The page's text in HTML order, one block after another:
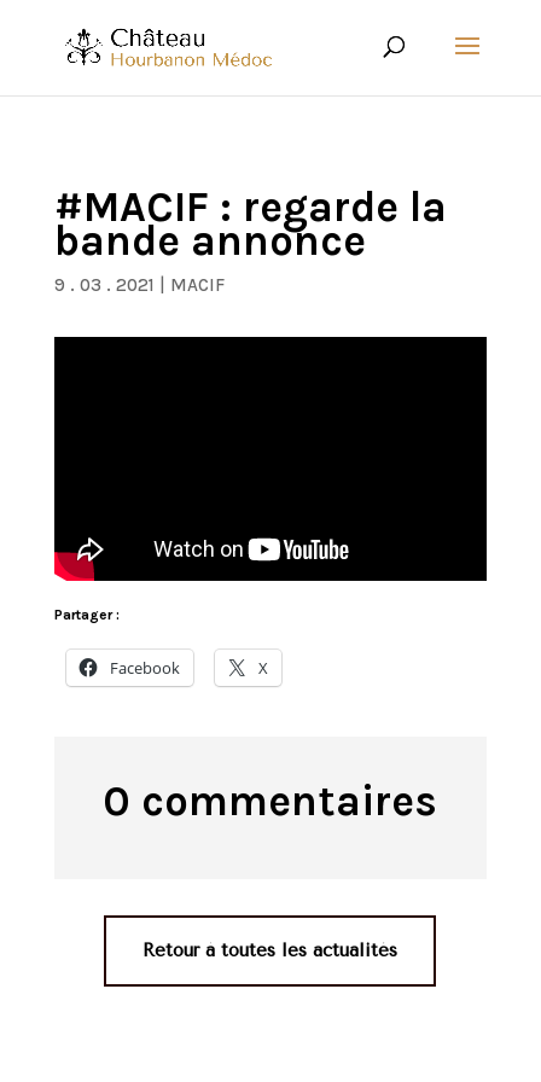
#MACIF : regarde la
bande annonce
9 . 03 . 2021 MACIF
Partager :
Facebook X
0 commentaires
Retour à toutes les actualités